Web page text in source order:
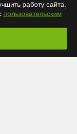
работу сайта.
пользовательским